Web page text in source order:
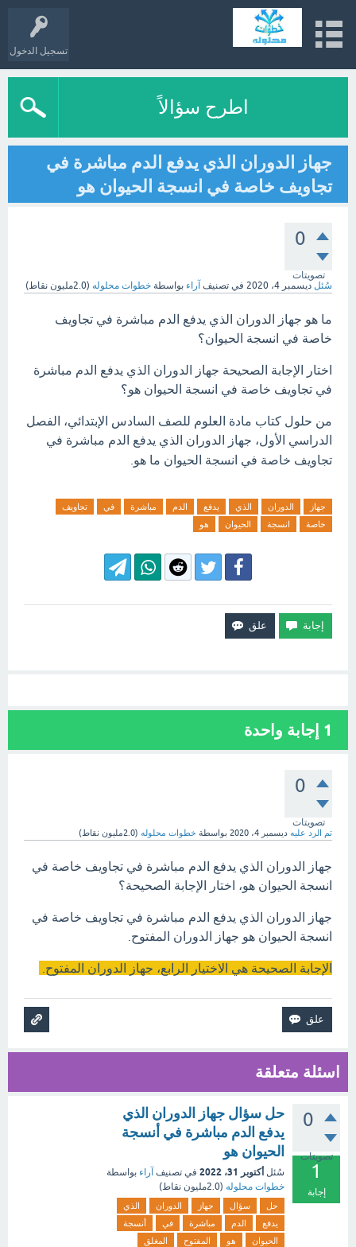
تسجيل الدخول
اطرح سؤالاً
جهاز الدوران الذي يدفع الدم مباشرة في
تجاويف خاصة في انسجة الحيوان هو
0
تصويتات
سُئل ديسمبر 4، 2020 في تصنيف آراء بواسطة خطوات محلوله (2.0مليون نقاط)
ما هو جهاز الدوران الذي يدفع الدم مباشرة في تجاويف
خاصة في انسجة الحيوان؟
اختار الإجابة الصحيحة جهاز الدوران الذي يدفع الدم مباشرة
في تجاويف خاصة في انسجة الحيوان هو؟
من حلول كتاب مادة العلوم للصف السادس الإبتدائي، الفصل
الدراسي الأول، جهاز الدوران الذي يدفع الدم مباشرة في
تجاويف خاصة في انسجة الحيوان ما هو.
جهاز الدوران الذي يدفع الدم مباشرة في
تجاويف
خاصة
انسجة الحيوان هو
1 إجابة واحدة
0
تصويتات
تم الرد عليه ديسمبر 4، 2020 بواسطة خطوات محلوله (2.0مليون نقاط)
جهاز الدوران الذي يدفع الدم مباشرة في تجاويف خاصة في
انسجة الحيوان هو، اختار الإجابة الصحيحة؟
جهاز الدوران الذي يدفع الدم مباشرة في تجاويف خاصة في
انسجة الحيوان هو جهاز الدوران المفتوح.
الإجابة الصحيحة هي الاختيار الرابع، جهاز الدوران المفتوح.
اسئلة متعلقة
0
تصويتات
1
إجابة
حل سؤال جهاز الدوران الذي
يدفع الدم مباشرة في أنسجة
الحيوان هو
سُئل أكتوبر 31، 2022 في تصنيف آراء بواسطة
خطوات محلوله (2.0مليون نقاط)
حل سؤال جهاز الدوران
الذي
يدفع
الدم مباشرة في
أنسجة
الحيوان
هو المفتوح
المغلق